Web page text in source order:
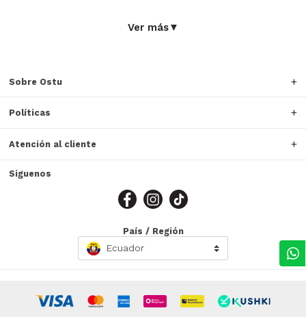
Ver más▼
Sobre Ostu
Políticas
Atención al cliente
Siguenos
País / Región
Ecuador